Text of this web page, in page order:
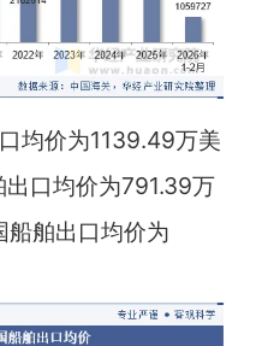
均价为1139.49万美
口均价为791.39万
舶出口均价为